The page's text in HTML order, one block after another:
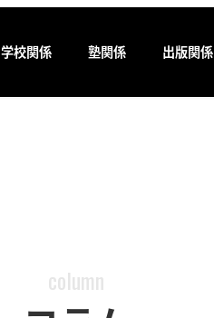
学校関係 塾関係 出版関係
column